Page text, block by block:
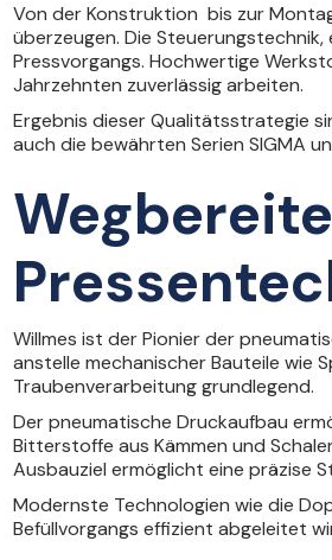
Von der Konstruktion bis zur
überzeugen. Die
Pressvorgangs. Hochwertige
Jahrzehnten zuverlässig arbeiten.
Ergebnis dieser Qualitätsstrategie
auch die bewährten Serien SIGMA
Willmes ist der Pionier der
anstelle mechanischer Bauteile wie
Traubenverarbeitung grundlegend.
Der pneumatische Druckaufbau
Bitterstoffe aus Kämmen und
Ausbauziel ermöglicht eine präzise
Modernste Technologien wie die
Befüllvorgangs effizient abgeleitet